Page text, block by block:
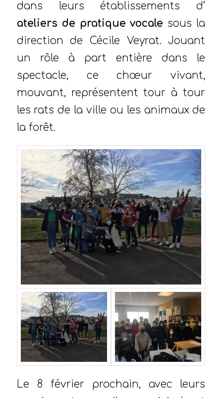
dans leurs établissements d’
ateliers de pratique vocale sous la
direction de Cécile Veyrat. Jouant
un rôle à part entière dans le
spectacle, ce chœur vivant,
mouvant, représentent tour à tour
les rats de la ville ou les animaux de
la forêt.
Le 8 février prochain, avec leurs